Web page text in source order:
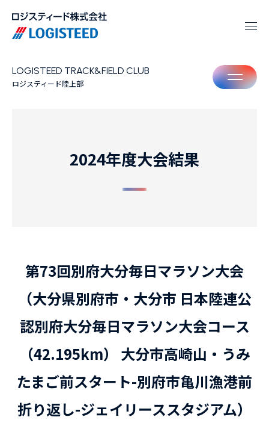
LOGISTEED TRACK&FIELD CLUB
ロジスティード陸上部
2024年度大会結果
第73回別府大分毎日マラソン大会
（大分県別府市・大分市 日本陸連公
認別府大分毎日マラソン大会コース
（42.195km） 大分市高崎山・うみ
たまご前スタート-別府市亀川漁港前
折り返し-ジェイリーススタジアム）